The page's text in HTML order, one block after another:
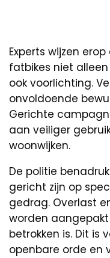
Experts wijzen
fatbikes niet
ook voorlichting.
onvoldoende
Gerichte
aan veiliger
woonwijken.
De politie
gericht zijn op
gedrag. Overlast
worden
betrokken is. Dit is
openbare orde en